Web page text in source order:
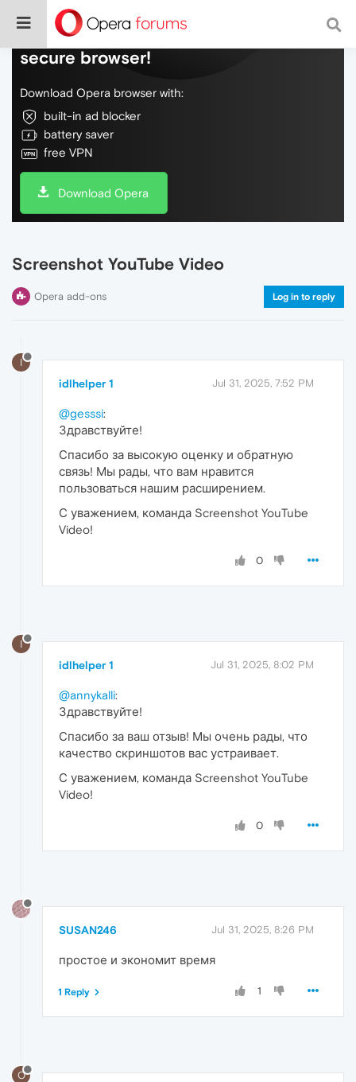
Do more on the web, with a fast and
secure browser!
Download Opera browser with:
built-in ad blocker
battery saver
free VPN
Download Opera
Screenshot YouTube Video
Opera add-ons Log in to reply
I
idlhelper 1 Jul 31, 2025, 7:52 PM
@gesssi:
Здравствуйте!
Спасибо за высокую оценку и обратную
связь! Мы рады, что вам нравится
пользоваться нашим расширением.
С уважением, команда Screenshot YouTube
Video!
0
I
idlhelper 1 Jul 31, 2025, 8:02 PM
@annykalli:
Здравствуйте!
Спасибо за ваш отзыв! Мы очень рады, что
качество скриншотов вас устраивает.
С уважением, команда Screenshot YouTube
Video!
0
SUSAN246 Jul 31, 2025, 8:26 PM
простое и экономит время
1
1 Reply
O